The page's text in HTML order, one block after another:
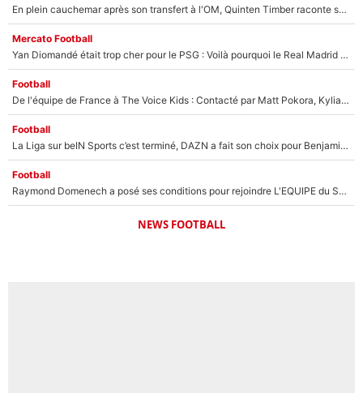
En plein cauchemar après son transfert à l'OM, Quinten Timber raconte ses doutes après sa signature à Marseille
Mercato Football
Yan Diomandé était trop cher pour le PSG : Voilà pourquoi le Real Madrid a accepté de payer la somme record de 140M€ pour boucler son transfert !
Football
De l'équipe de France à The Voice Kids : Contacté par Matt Pokora, Kylian Mbappé a accepté de jouer un rôle inédit sur TF1 !
Football
La Liga sur beIN Sports c’est terminé, DAZN a fait son choix pour Benjamin Da Silva et Omar Da Fonseca !
Football
Raymond Domenech a posé ses conditions pour rejoindre L'EQUIPE du Soir : Il refuse de faire l'émission avec un autre chroniqueur !
NEWS FOOTBALL